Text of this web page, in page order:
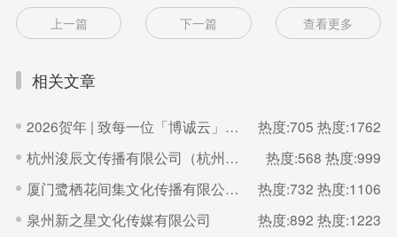
上一篇 下一篇 查看更多
相关文章
2026贺年 | 致每一位「博诚云」的家人 热度:705 热度:1762
杭州浚辰文传播有限公司（杭州无界影像空间）
热度:568 热度:999
厦门鹭栖花间集文化传播有限公司（福建厦门良辰集摄影）
热度:732 热度:1106
泉州新之星文化传媒有限公司
热度:892 热度:1223